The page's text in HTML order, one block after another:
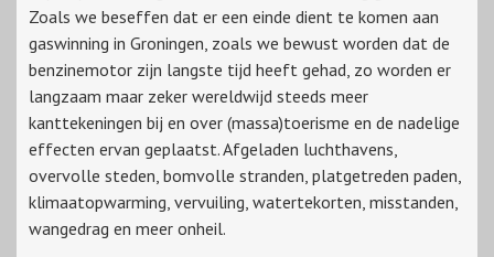
Zoals we beseffen dat er een einde dient te komen aan
gaswinning in Groningen, zoals we bewust worden dat de
benzinemotor zijn langste tijd heeft gehad, zo worden er
langzaam maar zeker wereldwijd steeds meer
kanttekeningen bij en over (massa)toerisme en de nadelige
effecten ervan geplaatst. Afgeladen luchthavens,
overvolle steden, bomvolle stranden, platgetreden paden,
klimaatopwarming, vervuiling, watertekorten, misstanden,
wangedrag en meer onheil.